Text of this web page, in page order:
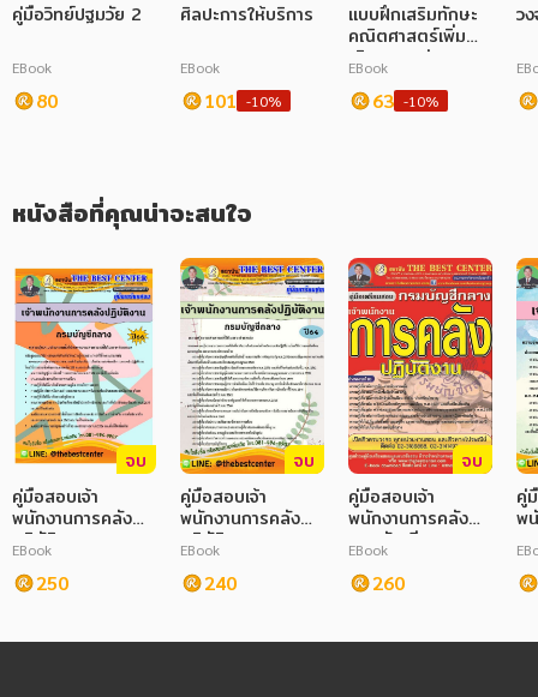
คู่มือวิทย์ปฐมวัย 2
EBook
80
ศิลปะการให้บริการ
EBook
101 -10%
แบบฝึกเสริมทักษะ
คณิตศาสตร์เพิ่ม
เติม ม.4 เล่ม 2
(หลักสูตร 60)
EBook
63 -10%
ว
หนังสือที่คุณน่าจะสนใจ
จบ
คู่มือสอบเจ้า
พนักงานการคลัง
ปฏิบัติงาน กรม
บัญชีกลาง
EBook
250
จบ
คู่มือสอบเจ้า
พนักงานการคลัง
ปฏิบัติงาน กรม
บัญชีกลาง
EBook
240
จบ
คู่มือสอบเจ้า
พนักงานการคลัง
กรมบัญชีกลาง
EBook
260
คู่
พ
ก